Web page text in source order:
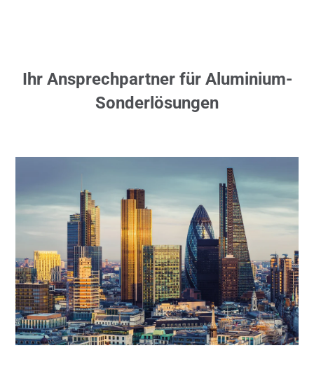
Ihr Ansprechpartner für Aluminium-
Sonderlösungen